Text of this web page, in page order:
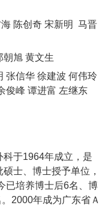
陈创奇 宋新明 马晋
旭 黄文生
信华 徐建波 何伟玲
俊峰 谭进富 左继东
于1964年成立，是
士、博士授予单位，
已培养博士后6名、博
2000年成为广东省Ａ